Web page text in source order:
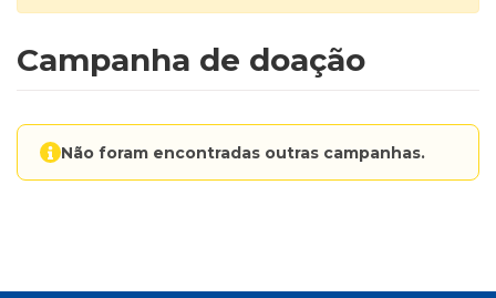
Campanha de doação
Não foram encontradas outras campanhas.